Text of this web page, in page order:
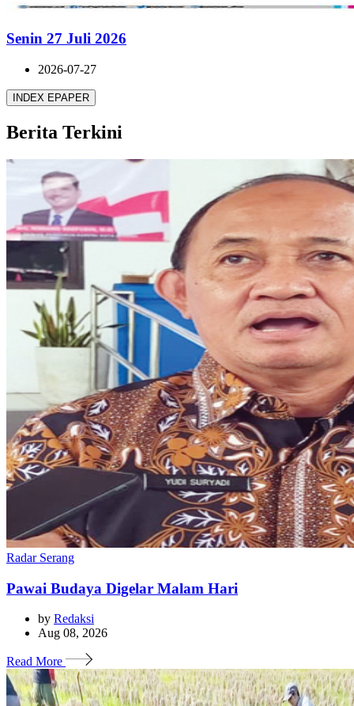
Senin 27 Juli 2026
2026-07-27
INDEX EPAPER
Berita Terkini
Radar Serang
Pawai Budaya Digelar Malam Hari
by Redaksi
Aug 08, 2026
Read More